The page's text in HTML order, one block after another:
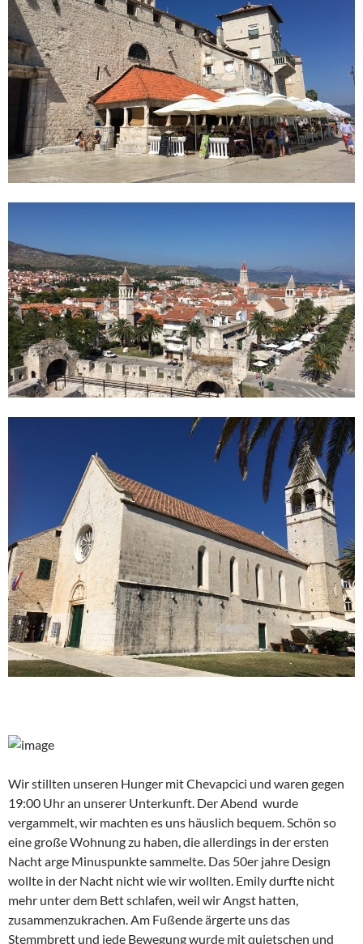
Wir stillten unseren Hunger mit Chevapcici und waren gegen
19:00 Uhr an unserer Unterkunft. Der Abend wurde
vergammelt, wir machten es uns häuslich bequem. Schön so
eine große Wohnung zu haben, die allerdings in der ersten
Nacht arge Minuspunkte sammelte. Das 50er jahre Design
wollte in der Nacht nicht wie wir wollten. Emily durfte nicht
mehr unter dem Bett schlafen, weil wir Angst hatten,
zusammenzukrachen. Am Fußende ärgerte uns das
Stemmbrett und jede Bewegung wurde mit quietschen und